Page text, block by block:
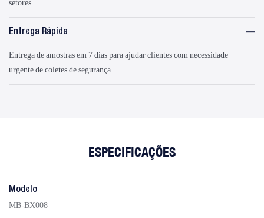
setores.
Entrega Rápida
Entrega de amostras em 7 dias para ajudar clientes com necessidade
urgente de coletes de segurança.
ESPECIFICAÇÕES
Modelo
MB-BX008